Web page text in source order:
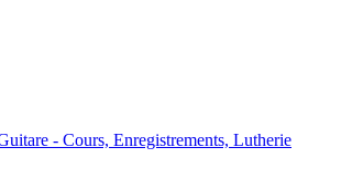
- Cours, Enregistrements, Lutherie